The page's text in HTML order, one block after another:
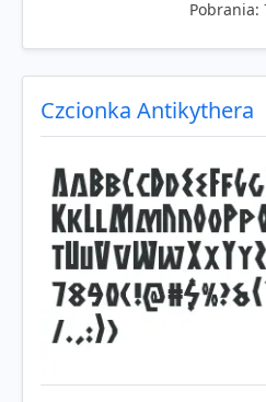
Pobrania:
Czcionka Antikythera